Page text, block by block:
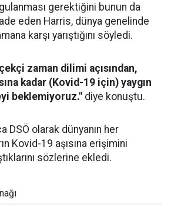
gerektiğini bunun da
eden Harris, dünya genelinde
karşı yarıştığını söyledi.
zaman dilimi açısından,
kadar (Kovid-19 için) yaygın
beklemiyoruz." diye konuştu.
DSÖ olarak dünyanın her
Kovid-19 aşısına erişimini
sözlerine ekledi.